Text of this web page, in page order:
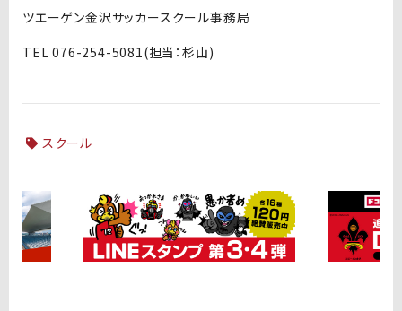
ツエーゲン金沢サッカースクール事務局
TEL 076-254-5081(担当：杉山)
スクール